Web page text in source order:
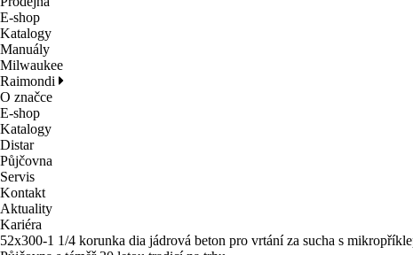
E-shop
Katalogy
Manuály
Milwaukee
Raimondi
O značce
E-shop
Katalogy
Distar
Půjčovna
Servis
Kontakt
Aktuality
Kariéra
52x300-1 1/4 korunka dia jádrová beton pro vrtání za sucha s